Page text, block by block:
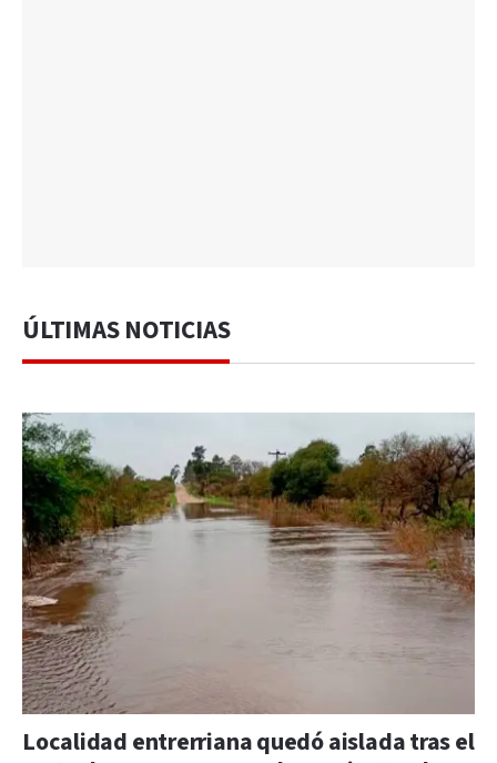
ÚLTIMAS NOTICIAS
Localidad entrerriana quedó aislada tras el